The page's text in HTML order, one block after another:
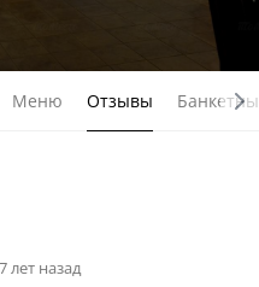
Меню Отзывы
лет назад